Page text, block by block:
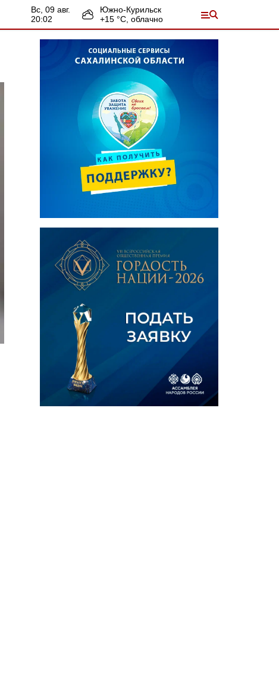
вс, 09 авг.
20:02
Южно-Курильск
+15 °С, облачно